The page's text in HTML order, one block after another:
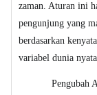
zaman. Aturan ini
pengunjung yang
berdasarkan
variabel dunia
Pengubah